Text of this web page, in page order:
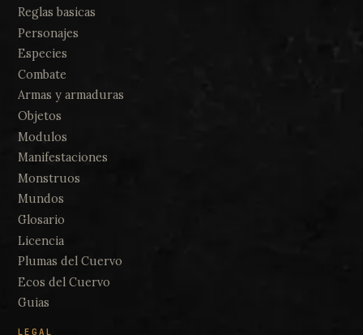
Reglas basicas
Personajes
Especies
Combate
Armas y armaduras
Objetos
Modulos
Manifestaciones
Monstruos
Mundos
Glosario
Licencia
Plumas del Cuervo
Ecos del Cuervo
Guias
LEGAL